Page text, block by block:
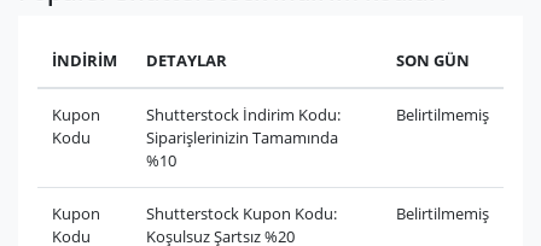
İNDİRİM DETAYLAR SON GÜN
Kupon
Kodu
Shutterstock İndirim Kodu:
Siparişlerinizin Tamamında
%10
Belirtilmemiş
Kupon
Kodu
Shutterstock Kupon Kodu:
Koşulsuz Şartsız %20
Belirtilmemiş